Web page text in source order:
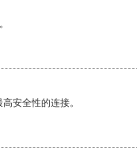
安全性的连接。